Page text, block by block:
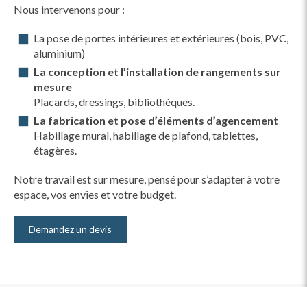
Nous intervenons pour :
La pose de portes intérieures et extérieures (bois, PVC,
aluminium)
La conception et l’installation de rangements sur
mesure
Placards, dressings, bibliothèques.
La fabrication et pose d’éléments d’agencement
Habillage mural, habillage de plafond, tablettes,
étagères.
Notre travail est sur mesure, pensé pour s’adapter à votre
espace, vos envies et votre budget.
Demandez un devis